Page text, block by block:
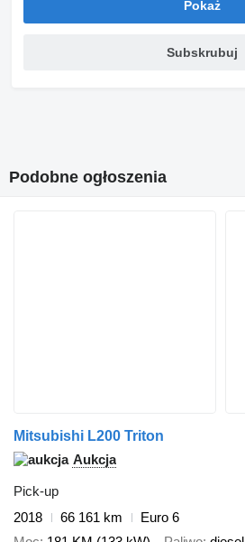
Pokaż
Subskrubuj
Podobne ogłoszenia
Mitsubishi L200 Triton
Aukcja
Pick-up
2018
66 161 km
Euro 6